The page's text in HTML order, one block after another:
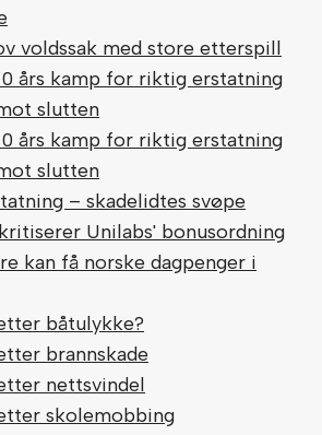
voldssak med store etterspill
års kamp for riktig erstatning
slutten
års kamp for riktig erstatning
slutten
– skadelidtes svøpe
Unilabs' bonusordning
kan få norske dagpenger i
båtulykke?
brannskade
nettsvindel
skolemobbing